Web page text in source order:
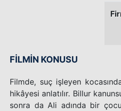
FİLMİN KONUSU
Filmde, suç işleyen
hikâyesi anlatılır. Billur
sonra da Ali adında bir